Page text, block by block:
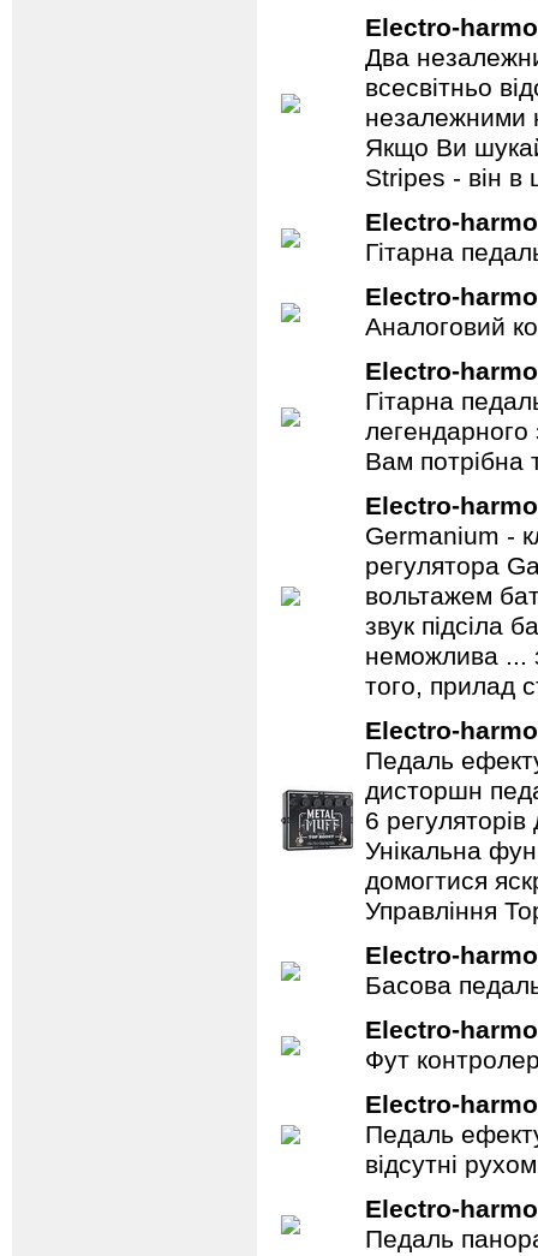
Electro-
Два
всесвітньо
незалежними
Якщо Ви
Stripes - він в
Electro-
Гітарна
Electro-
Аналоговий
Electro-
Гітарна
Вам потрібна
Electro-
Germanium -
регулятора
вольтажем
звук підсіла
неможлива ...
того, прилад
Electro-
Педаль
дисторшн
6
Унікальна
домогтися
Управління
Electro-
Басова
Electro-
Фут
Electro-
Педаль
відсутні
Electro-
Педаль